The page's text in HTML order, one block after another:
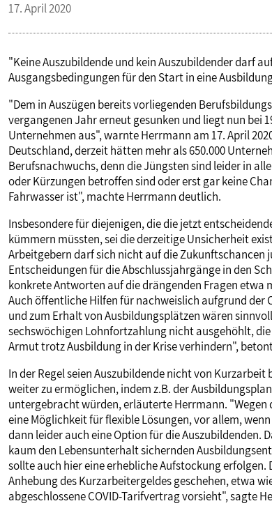
17. April 2020
"Keine Auszubildende und kein Auszubildender darf
Ausgangsbedingungen für den Start in eine
"Dem in Auszügen bereits vorliegenden
vergangenen Jahr erneut gesunken und liegt nun bei
Unternehmen aus", warnte Herrmann am 17. April
Deutschland, derzeit hätten mehr als 650.000
Berufsnachwuchs, denn die Jüngsten sind leider in
oder Kürzungen betroffen sind oder erst gar keine
Fahrwasser ist", machte Herrmann deutlich.
Insbesondere für diejenigen, die die jetzt
kümmern müssten, sei die derzeitige Unsicherheit
Arbeitgebern darf sich nicht auf die Zukunftschancen
Entscheidungen für die Abschlussjahrgänge in den
konkrete Antworten auf die drängenden Fragen
Auch öffentliche Hilfen für nachweislich aufgrund der
und zum Erhalt von Ausbildungsplätzen wären
sechswöchigen Lohnfortzahlung nicht ausgehöhlt,
Armut trotz Ausbildung in der Krise verhindern",
In der Regel seien Auszubildende nicht von
weiter zu ermöglichen, indem z.B. der
untergebracht würden, erläuterte Herrmann.
eine Möglichkeit für flexible Lösungen, vor allem,
dann leider auch eine Option für die Auszubildenden.
kaum den Lebensunterhalt sichernden
sollte auch hier eine erhebliche Aufstockung
Anhebung des Kurzarbeitergeldes geschehen, etwa
abgeschlossene COVID-Tarifvertrag vorsieht", sagte